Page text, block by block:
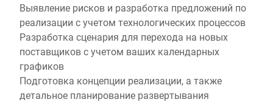
Выявление рисков и разработка предложений по
реализации с учетом технологических процессов
Разработка сценария для перехода на новых
поставщиков с учетом ваших календарных
графиков
Подготовка концепции реализации, а также
детальное планирование развертывания